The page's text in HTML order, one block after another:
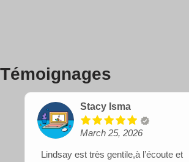
Témoignages
Stacy Isma
March 25, 2026
Lindsay est très gentile,à l’écoute et